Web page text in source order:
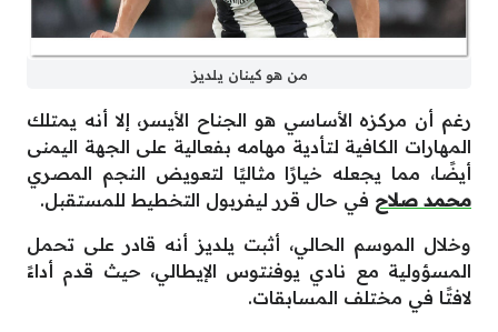
من هو كينان يلديز
رغم أن مركزه الأساسي هو الجناح الأيسر، إلا أنه يمتلك
المهارات الكافية لتأدية مهامه بفعالية على الجهة اليمنى
أيضًا، مما يجعله خيارًا مثاليًا لتعويض النجم المصري
محمد صلاح في حال قرر ليفربول التخطيط للمستقبل.
وخلال الموسم الحالي، أثبت يلديز أنه قادر على تحمل
المسؤولية مع نادي يوفنتوس الإيطالي، حيث قدم أداءً
لافتًا في مختلف المسابقات.